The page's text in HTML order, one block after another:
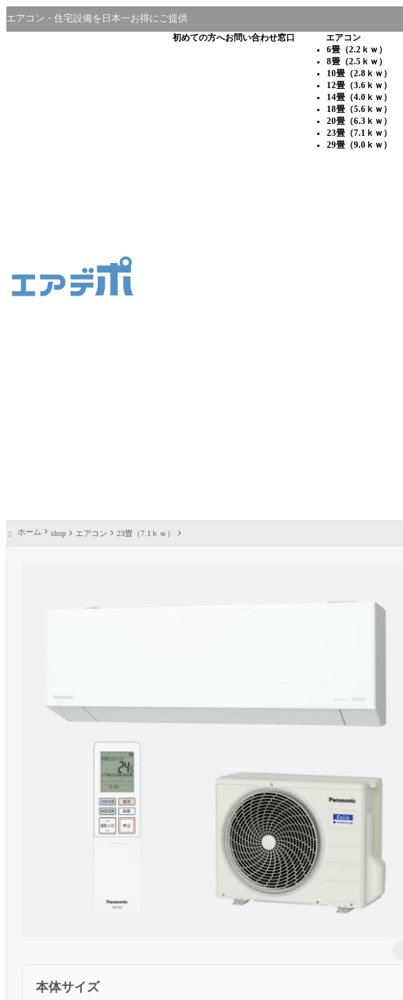
エアコン・住宅設備を日本一お得にご提供
初めての方へお問い合わせ窓口
エアコン
6畳（2.2ｋｗ）
8畳（2.5ｋｗ）
10畳（2.8ｋｗ）
12畳（3.6ｋｗ）
14畳（4.0ｋｗ）
18畳（5.6ｋｗ）
20畳（6.3ｋｗ）
23畳（7.1ｋｗ）
29畳（9.0ｋｗ）
 ホーム shop エアコン 23畳（7.1ｋｗ）
本体サイズ